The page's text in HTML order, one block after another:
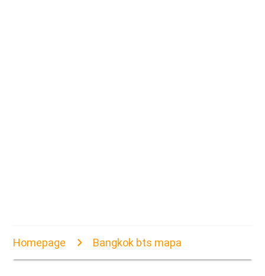
Homepage Bangkok bts mapa